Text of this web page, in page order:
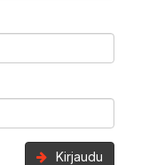
Kirjaudu